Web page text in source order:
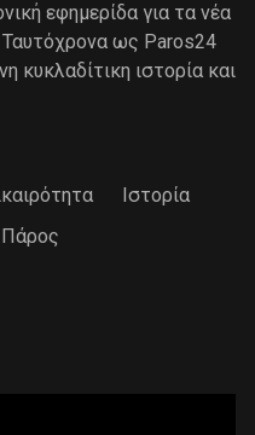
εφημερίδα για τα νέα
ως Paros24
κυκλαδίτικη ιστορία και
Ιστορία
Πάρος